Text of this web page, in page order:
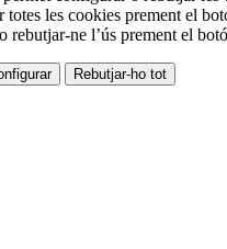
totes les cookies prement el
rebutjar-ne l’ús prement el
Rebutjar-ho tot